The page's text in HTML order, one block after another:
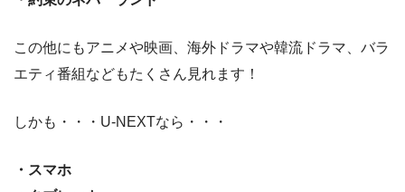
この他にもアニメや映画、海外ドラマや韓流ドラマ、バラ
エティ番組などもたくさん見れます！
しかも・・・U-NEXTなら・・・
・スマホ